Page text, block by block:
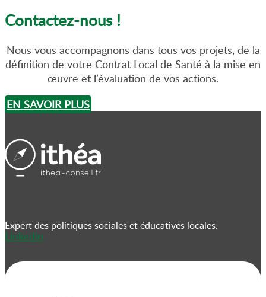
Contactez-nous !
Nous vous accompagnons dans tous vos projets, de la
définition de votre Contrat Local de Santé à la mise en
œuvre et l’évaluation de vos actions.
EN SAVOIR PLUS
Expert des politiques sociales et éducatives locales.
Linkedin